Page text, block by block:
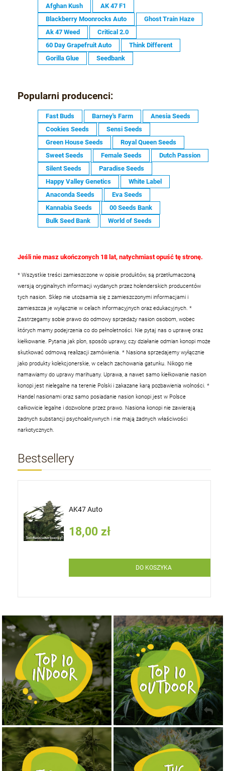
Afghan Kush
AK 47 F1
Blackberry Moonrocks Auto
Ghost Train Haze
Ak 47 Weed
Critical 2.0
60 Day Grapefruit Auto
Think Different
Gorilla Glue
Seedbank
Popularni producenci:
Fast Buds Barney's Farm
Anesia Seeds
Cookies Seeds
Sensi Seeds
Green House Seeds
Royal Queen Seeds
Sweet Seeds
Female Seeds
Dutch Passion
Silent Seeds
Paradise Seeds
Happy Valley Genetics
White Label
Anaconda Seeds
Eva Seeds
Kannabia Seeds
00 Seeds Bank
Bulk Seed Bank
World of Seeds
Jeśli nie masz ukończonych 18 lat, natychmiast opuść tę stronę.
* Wszystkie treści zamieszczone w opisie produktów, są przetłumaczoną
wersją oryginalnych informacji wydanych przez holenderskich producentów
tych nasion. Sklep nie utożsamia się z zamieszczonymi informacjami i
zamieszcza je wyłącznie w celach informacyjnych oraz edukacyjnych. *
Zastrzegamy sobie prawo do odmowy sprzedaży nasion osobom, wobec
których mamy podejrzenia co do pełnoletności. Nie pytaj nas o uprawę oraz
kiełkowanie. Pytania jak plon, sposób uprawy, czy działanie odmian konopi może
skutkować odmową realizacji zamówienia. * Nasiona sprzedajemy wyłącznie
jako produkty kolekcjonerskie, w celach zachowania gatunku. Nikogo nie
namawiamy do uprawy marihuany. Uprawa, a nawet samo kiełkowanie nasion
konopi jest nielegalne na terenie Polski i zakazane karą pozbawienia wolności. *
Handel nasionami oraz samo posiadanie nasion konopi jest w Polsce
całkowicie legalne i dozwolone przez prawo. Nasiona konopi nie zawierają
żadnych substancji psychoaktywnych i nie mają żadnych właściwości
narkotycznych.
Bestsellery
AK47 Auto
18,00 zł
DO KOSZYKA
NASIONA MARIHUANY TOP 10 INDOOR
KUP TERAZ NASIONA MARIHUANY TOP 10 OUTDOOR
KUP TERAZ
NASIONA MARIHUANY TOP 10 AUTOFLOWERING
KUP TERAZ MOCNE ODMIANY MARIHUANY THC OD 24 - 37%
KUP TERAZ